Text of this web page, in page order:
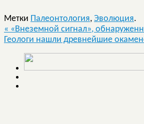
Метки Палеонтология, Эволюция.
« «Внеземной сигнал»,
Геологи нашли древнейшие